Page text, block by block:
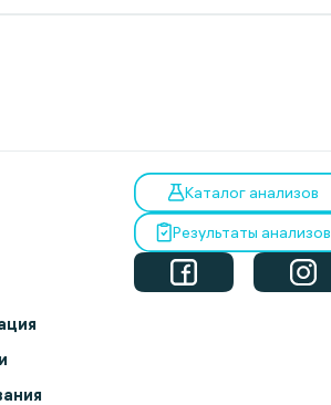
Каталог анализов
Результаты анализов